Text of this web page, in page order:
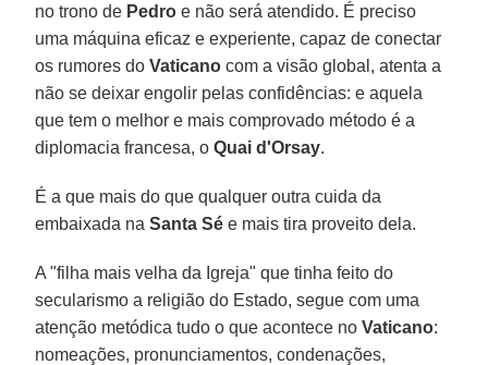
no trono de Pedro e não será atendido. É preciso
uma máquina eficaz e experiente, capaz de conectar
os rumores doVaticano com a visão global, atenta a
não se deixar engolir pelas confidências: e aquela
que tem o melhor e mais comprovado método é a
diplomacia francesa, oQuai d'Orsay.
É a que mais do que qualquer outra cuida da
embaixada naSanta Sé e mais tira proveito dela.
A "filha mais velha da Igreja" que tinha feito do
secularismo a religião do Estado, segue com uma
atenção metódica tudo o que acontece noVaticano:
nomeações, pronunciamentos, condenações,